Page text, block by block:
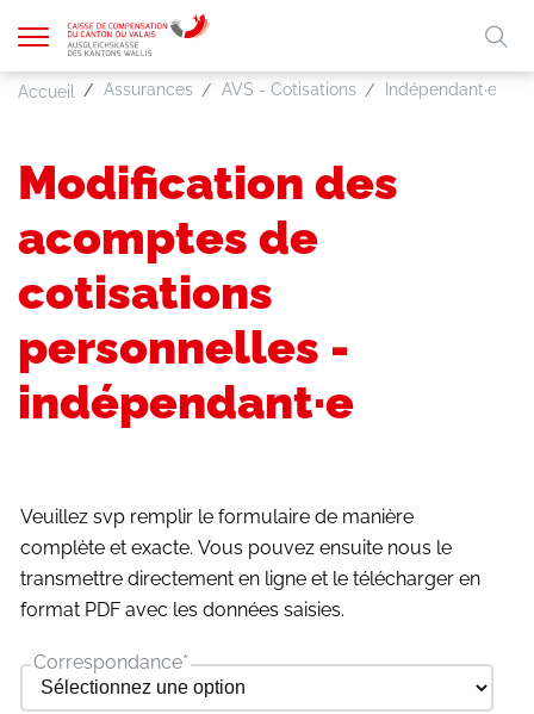
FR DE
A A A
Afficher
la
Accueil Assurances AVS - Cotisations Indépendant·e·s
Modification des
acomptes de
cotisations
personnelles -
indépendant·e
Veuillez svp remplir le formulaire de manière
complète et exacte. Vous pouvez ensuite nous le
transmettre directement en ligne et le télécharger en
format PDF avec les données saisies.
Correspondance*